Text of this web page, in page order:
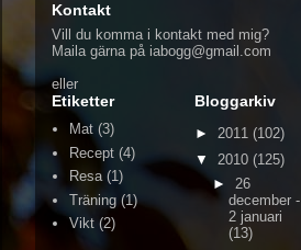
Kontakt
Vill du komma i kontakt med mig?
Maila gärna på iabogg@gmail.com
eller
Etiketter
Mat (3)
Recept (4)
Resa (1)
Träning (1)
Vikt (2)
Bloggarkiv
► 2011 (102)
▼ 2010 (125)
► 26
december -
2 januari
(13)